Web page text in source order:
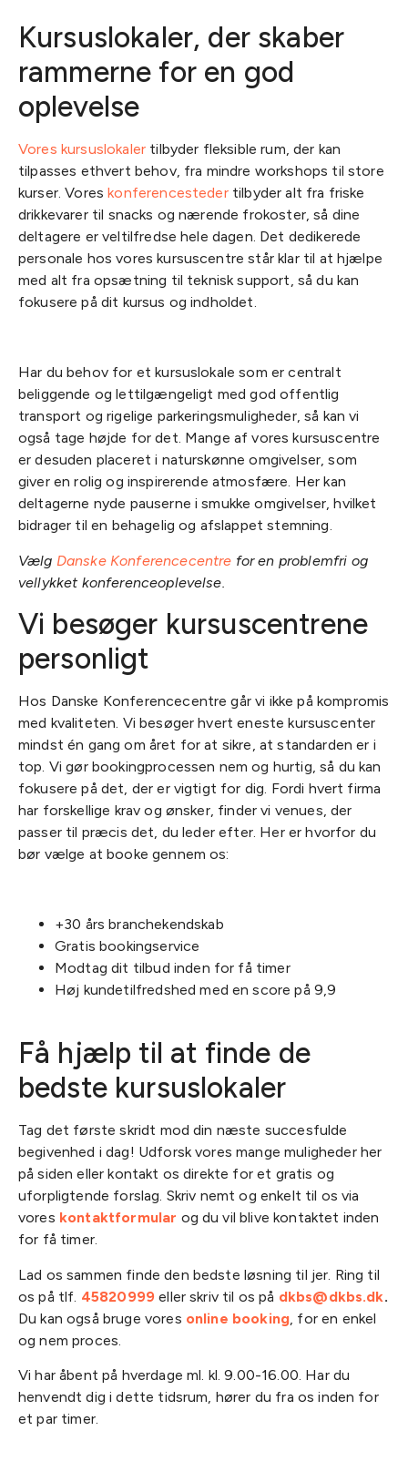
Kursuslokaler, der skaber
rammerne for en god
oplevelse
Vores kursuslokaler tilbyder fleksible rum, der kan
tilpasses ethvert behov, fra mindre workshops til store
kurser. Voreskonferencestedertilbyder alt fra friske
drikkevarer til snacks og nærende frokoster, så dine
deltagere er veltilfredse hele dagen. Det dedikerede
personale hos vores kursuscentre står klar til at hjælpe
med alt fra opsætning til teknisk support, så du kan
fokusere på dit kursus og indholdet.
Har du behov for et kursuslokale som er centralt
beliggende og lettilgængeligt med god offentlig
transport og rigelige parkeringsmuligheder, så kan vi
også tage højde for det. Mange af vores kursuscentre
er desuden placeret i naturskønne omgivelser, som
giver en rolig og inspirerende atmosfære. Her kan
deltagerne nyde pauserne i smukke omgivelser, hvilket
bidrager til en behagelig og afslappet stemning.
Vælg Danske Konferencecentre for en problemfri og
vellykket konferenceoplevelse.
Vi besøger kursuscentrene
personligt
Hos Danske Konferencecentre går vi ikke på kompromis
med kvaliteten. Vi besøger hvert eneste kursuscenter
mindst én gang om året for at sikre, at standarden er i
top. Vi gør bookingprocessen nem og hurtig, så du kan
fokusere på det, der er vigtigt for dig. Fordi hvert firma
har forskellige krav og ønsker, finder vi venues, der
passer til præcis det, du leder efter. Her er hvorfor du
bør vælge at booke gennem os:
+30 års branchekendskab
Gratis bookingservice
Modtag dit tilbud inden for få timer
Høj kundetilfredshed med en score på 9,9
Få hjælp til at finde de
bedste kursuslokaler
Tag det første skridt mod din næste succesfulde
begivenhed i dag! Udforsk vores mange muligheder her
på siden eller kontakt os direkte for et gratis og
uforpligtende forslag. Skriv nemt og enkelt til os via
vores kontaktformular og du vil blive kontaktet inden
for få timer.
Lad os sammen finde den bedste løsning til jer. Ring til
os på tlf. 45820999 eller skriv til os på dkbs@dkbs.dk.
Du kan også bruge vores online booking , for en enkel
og nem proces.
Vi har åbent på hverdage ml. kl. 9.00-16.00. Har du
henvendt dig i dette tidsrum, hører du fra os inden for
et par timer.